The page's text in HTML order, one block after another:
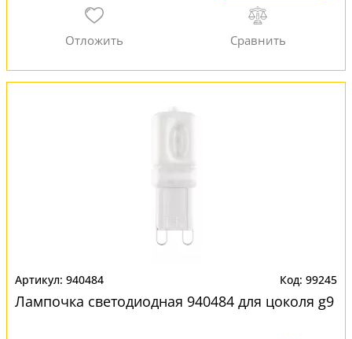
940484 99245
Лампочка светодиодная 940484 для цоколя g9